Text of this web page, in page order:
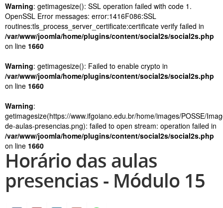
Warning: getimagesize(): SSL operation failed with code 1.
OpenSSL Error messages: error:1416F086:SSL
routines:tls_process_server_certificate:certificate verify failed in
/var/www/joomla/home/plugins/content/social2s/social2s.php
on line 1660
Warning: getimagesize(): Failed to enable crypto in
/var/www/joomla/home/plugins/content/social2s/social2s.php
on line 1660
Warning:
getimagesize(https://www.ifgoiano.edu.br/home/images/POSSE/
de-aulas-presencias.png): failed to open stream: operation failed in
/var/www/joomla/home/plugins/content/social2s/social2s.php
on line 1660
Horário das aulas
presencias - Módulo 15